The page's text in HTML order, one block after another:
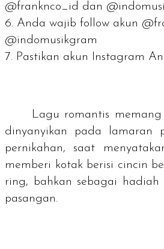
@franknco_id dan
Anda wajib follow akun
@indomusikgram
Pastikan akun Instagram
Lagu romantis memang
dinyanyikan pada lamaran
pernikahan, saat
memberi kotak berisi cincin
ring, bahkan sebagai
pasangan.